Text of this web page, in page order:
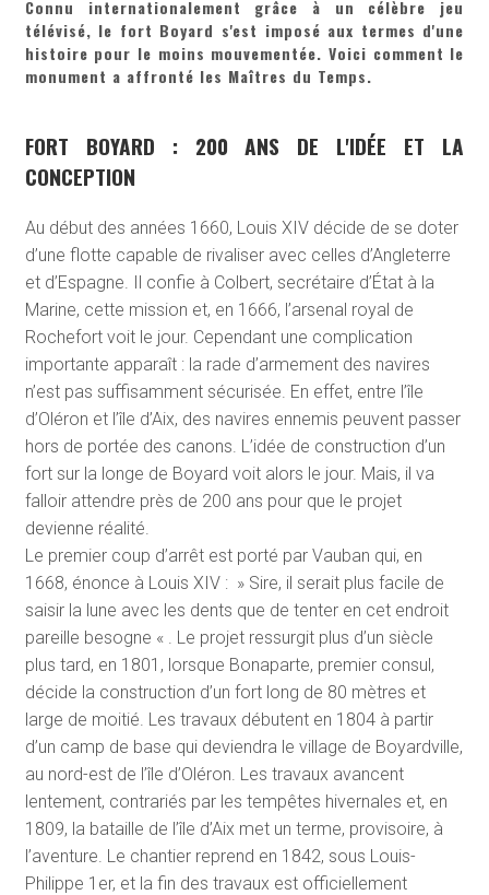
Connu internationalement grâce à un célèbre jeu
télévisé, le fort Boyard s'est imposé aux termes d'une
histoire pour le moins mouvementée. Voici comment le
monument a affronté les Maîtres du Temps.
FORT BOYARD : 200 ANS DE L'IDÉE ET LA
CONCEPTION
Au début des années 1660, Louis XIV décide de se doter
d’une flotte capable de rivaliser avec celles d’Angleterre
et d’Espagne. Il confie à Colbert, secrétaire d’État à la
Marine, cette mission et, en 1666, l’arsenal royal de
Rochefort voit le jour. Cependant une complication
importante apparaît : la rade d’armement des navires
n’est pas suffisamment sécurisée. En effet, entre l’île
d’Oléron et l’île d’Aix, des navires ennemis peuvent passer
hors de portée des canons. L’idée de construction d’un
fort sur la longe de Boyard voit alors le jour. Mais, il va
falloir attendre près de 200 ans pour que le projet
devienne réalité.
Le premier coup d’arrêt est porté par Vauban qui, en
1668, énonce à Louis XIV : » Sire, il serait plus facile de
saisir la lune avec les dents que de tenter en cet endroit
pareille besogne « . Le projet ressurgit plus d’un siècle
plus tard, en 1801, lorsque Bonaparte, premier consul,
décide la construction d’un fort long de 80 mètres et
large de moitié. Les travaux débutent en 1804 à partir
d’un camp de base qui deviendra le village de Boyardville,
au nord-est de l’île d’Oléron. Les travaux avancent
lentement, contrariés par les tempêtes hivernales et, en
1809, la bataille de l’île d’Aix met un terme, provisoire, à
l’aventure. Le chantier reprend en 1842, sous Louis-
Philippe 1 er, et la fin des travaux est officiellement